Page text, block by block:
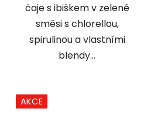
čaje s ibiškem v zelené
směsi s chlorellou,
spirulinou a vlastními
blendy...
AKCE